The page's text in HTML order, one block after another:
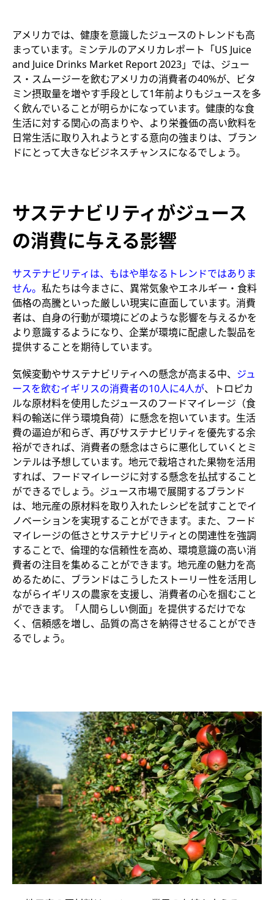
アメリカでは、健康を意識したジュースのトレンドも高
まっています。ミンテルのアメリカレポート「US Juice
and Juice Drinks Market Report 2023」では、ジュー
ス・スムージーを飲むアメリカの消費者の40%が、ビタ
ミン摂取量を増やす手段として1年前よりもジュースを多
く飲んでいることが明らかになっています。健康的な食
生活に対する関心の高まりや、より栄養価の高い飲料を
日常生活に取り入れようとする意向の強まりは、ブラン
ドにとって大きなビジネスチャンスになるでしょう。
サステナビリティがジュース
の消費に与える影響
サステナビリティは、もはや単なるトレンドではありま
せん。 私たちは今まさに、異常気象やエネルギー・食料
価格の高騰といった厳しい現実に直面しています。消費
者は、自身の行動が環境にどのような影響を与えるかを
より意識するようになり、企業が環境に配慮した製品を
提供することを期待しています。
気候変動やサステナビリティへの懸念が高まる中、 ジュ
ースを飲むイギリスの消費者の10人に4人が、トロピカ
ルな原材料を使用したジュースのフードマイレージ（食
料の輸送に伴う環境負荷）に懸念を抱いています。生活
費の逼迫が和らぎ、再びサステナビリティを優先する余
裕ができれば、消費者の懸念はさらに悪化していくとミ
ンテルは予想しています。地元で栽培された果物を活用
すれば、フードマイレージに対する懸念を払拭すること
ができるでしょう。ジュース市場で展開するブランド
は、地元産の原材料を取り入れたレシピを試すことでイ
ノベーションを実現することができます。また、フード
マイレージの低さとサステナビリティとの関連性を強調
することで、倫理的な信頼性を高め、環境意識の高い消
費者の注目を集めることができます。地元産の魅力を高
めるために、ブランドはこうしたストーリー性を活用し
ながらイギリスの農家を支援し、消費者の心を掴むこと
ができます。「人間らしい側面」を提供するだけでな
く、信頼感を増し、品質の高さを納得させることができ
るでしょう。